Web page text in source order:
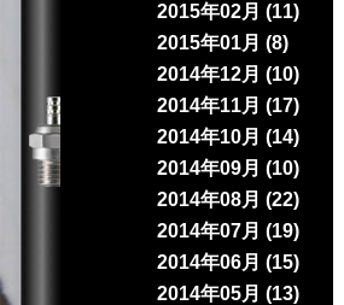
2015年02月 (11)
2015年01月 (8)
2014年12月 (10)
2014年11月 (17)
2014年10月 (14)
2014年09月 (10)
2014年08月 (22)
2014年07月 (19)
2014年06月 (15)
2014年05月 (13)